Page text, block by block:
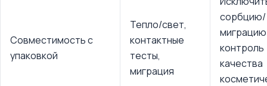
Совместимость с
упаковкой
Тепло/свет,
контактные
тесты,
миграция
сорбцию/
контроль
качества